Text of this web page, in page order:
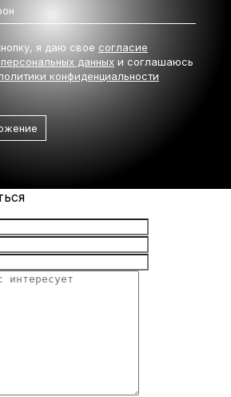
я даю свое согласие
данных и соглашаюсь
политики конфиденциальности